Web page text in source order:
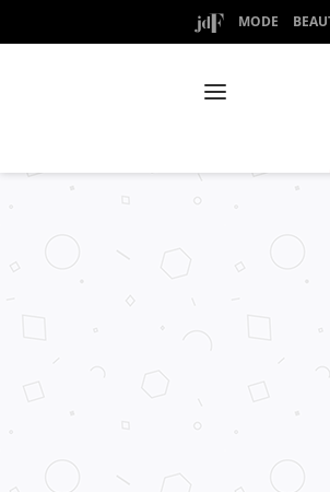
MODE